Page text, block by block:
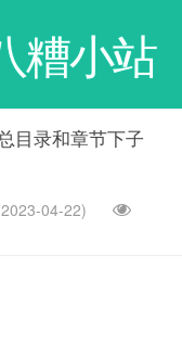
糟小站
目录和章节下子
04-22)